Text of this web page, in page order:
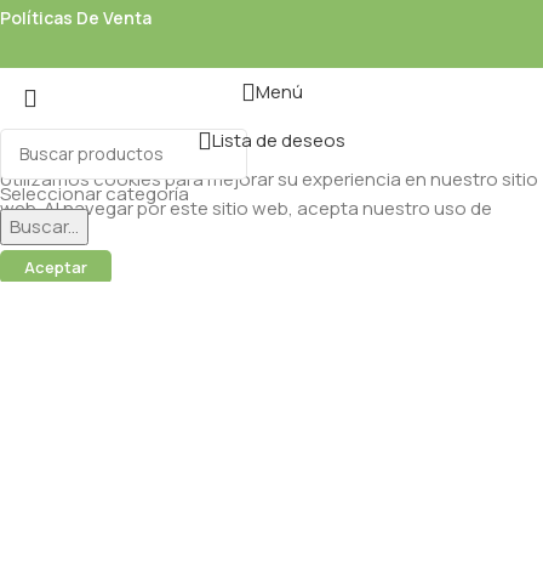
Políticas De Venta
Seleccionar categoría
Buscar...
Menú
Lista de deseos
Utilizamos cookies para mejorar su experiencia en nuestro sitio
web. Al navegar por este sitio web, acepta nuestro uso de
cookies.
Aceptar